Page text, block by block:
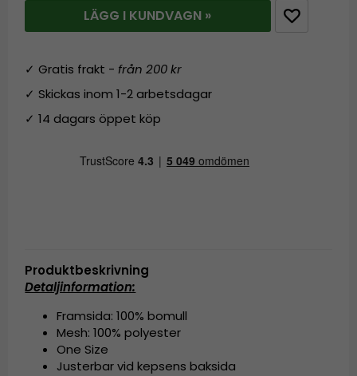
LÄGG I KUNDVAGN »
✓ Gratis frakt -från 200 kr
✓ Skickas inom 1-2 arbetsdagar
✓ 14 dagars öppet köp
Produktbeskrivning
Detaljinformation:
Framsida: 100% bomull
Mesh: 100% polyester
One Size
Justerbar vid kepsens baksida